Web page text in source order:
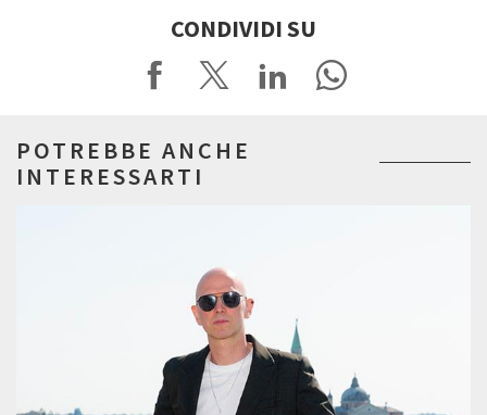
CONDIVIDI SU
POTREBBE ANCHE
INTERESSARTI